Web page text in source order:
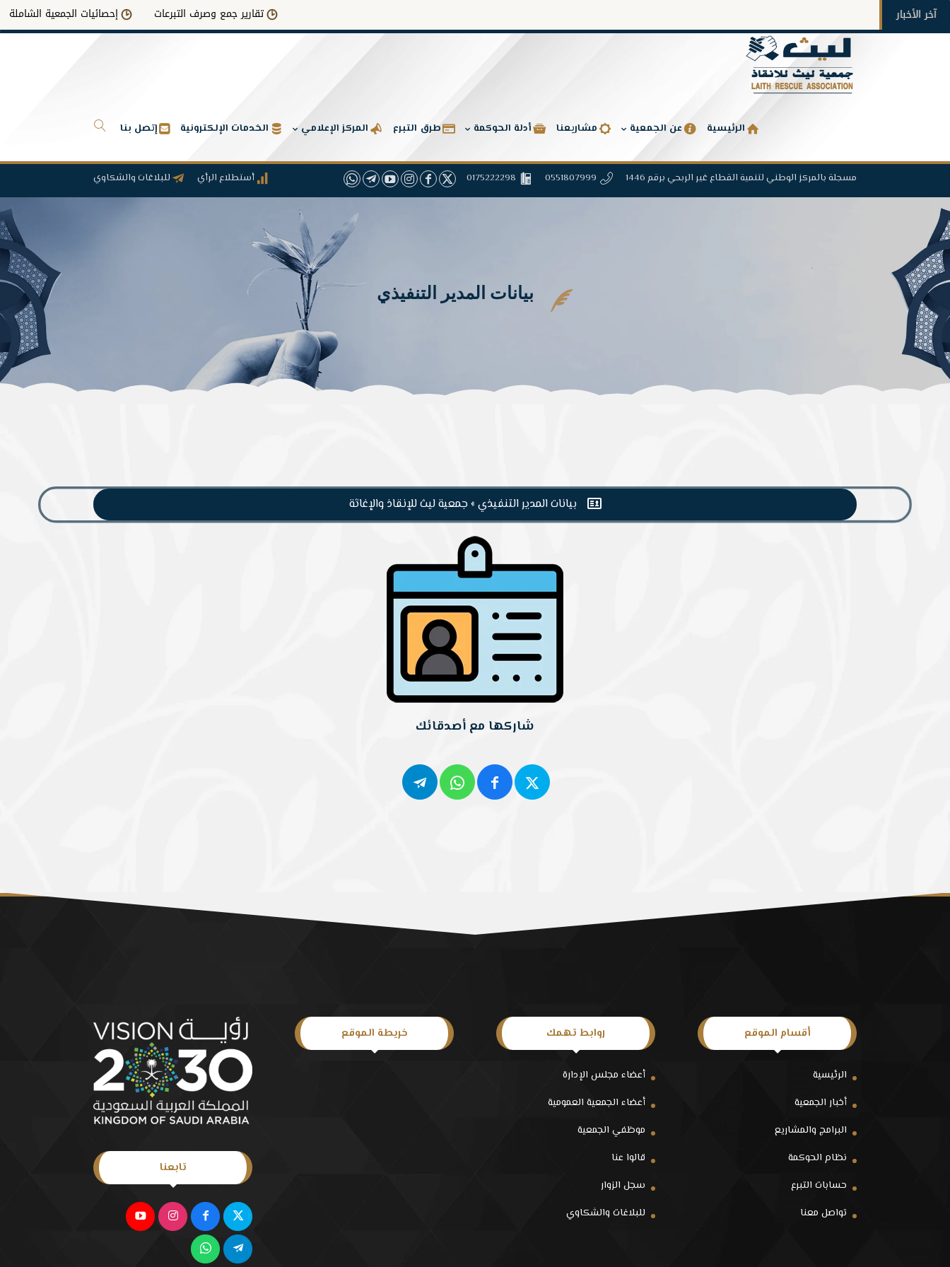
آخر الأخبار تقارير جمع وصرف التبرعات إحصائيات الجمعية الشاملة
الرئيسية عن الجمعية مشاريعنا أدلة الحوكمة طرق التبرع المركز الإعلامي الخدمات الإلكترونية إتصل بنا
مسجلة بالمركز الوطني لتنمية القطاع غير الربحي برقم 1446 0551807999
0175222298 أستطلاع الرأي للبلاغات والشكاوي
 بيانات المدير التنفيذي
 بيانات المدير التنفيذي » جمعية ليث للإنقاذ والإغاثة
شاركها مع أصدقائك
أقسام الموقع
الرئيسية
أخبار الجمعية
البرامج والمشاريع
نظام الحوكمة
حسابات التبرع
تواصل معنا
روابط تهمك
أعضاء مجلس الإدارة
أعضاء الجمعية العمومية
موظفي الجمعية
قالوا عنا
سجل الزوار
للبلاغات والشكاوي
خريطة الموقع
تابعنا